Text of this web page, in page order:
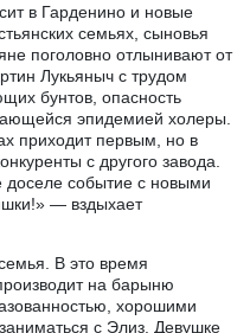
в Гарденино и новые
семьях, сыновья
поголовно отлынивают от
Лукьяныч с трудом
бунтов, опасность
эпидемией холеры.
приходит первым, но в
с другого завода.
доселе событие с новыми
— вздыхает
В это время
на барыню
хорошими
с Элиз. Девушке